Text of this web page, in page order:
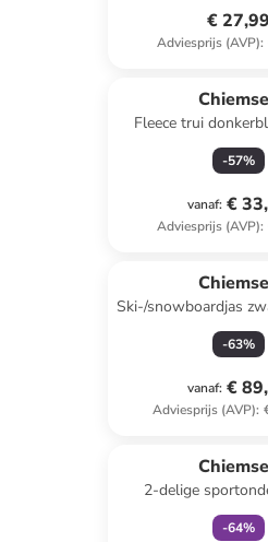
€ 27,99
Adviesprijs (AVP):
Fleece trui
-57%
vanaf: €
Adviesprijs (AVP):
Ski-/snowboardjas
-63%
vanaf: €
Adviesprijs (AVP):
2-delige
roze/oranje
-64%